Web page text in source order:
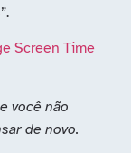
”.
Screen Time
você não
de novo.